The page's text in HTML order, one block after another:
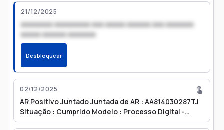
21/12/2025
xxxxxxxx xxxxxxxxx xxx xxxxx xxxxxx xxx xxxxxxx
xxxxx xxxxxx xxxxxxx
Desbloquear
02/12/2025
AR Positivo Juntado Juntada de AR : AA814030287TJ
Situação : Cumprido Modelo : Processo Digital -
Carta - Citação sob Pena de Penhora - Pena de Multa